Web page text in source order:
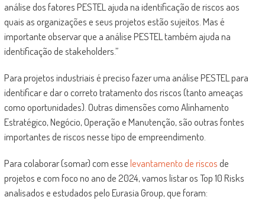
análise dos fatores PESTEL ajuda na identificação de riscos aos
quais as organizações e seus projetos estão sujeitos. Mas é
importante observar que a análise PESTEL também ajuda na
identificação de stakeholders.”
Para projetos industriais é preciso fazer uma análise PESTEL para
identificar e dar o correto tratamento dos riscos (tanto ameaças
como oportunidades). Outras dimensões como Alinhamento
Estratégico, Negócio, Operação e Manutenção, são outras fontes
importantes de riscos nesse tipo de empreendimento.
Para colaborar (somar) com esselevantamento de riscosde
projetos e com foco no ano de 2024, vamos listar os Top 10 Risks
analisados e estudados pelo Eurasia Group, que foram: